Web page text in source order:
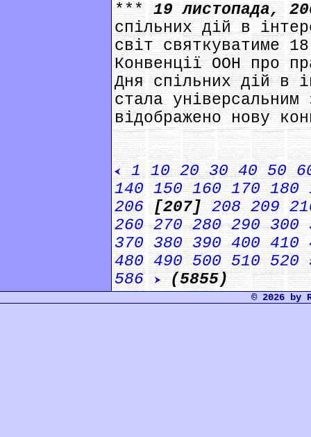
***19 листопада,
спільних дій в
світ святкуватиме
Конвенції ООН про
Дня спільних дій в
стала
відображено нову
1 10 20 30 40 50
140 150 160 170 180
206
[207]208 209
260 270 280 290 300
370 380 390 400 410
480 490 500 510 520
586
(5855)
© 2026 by